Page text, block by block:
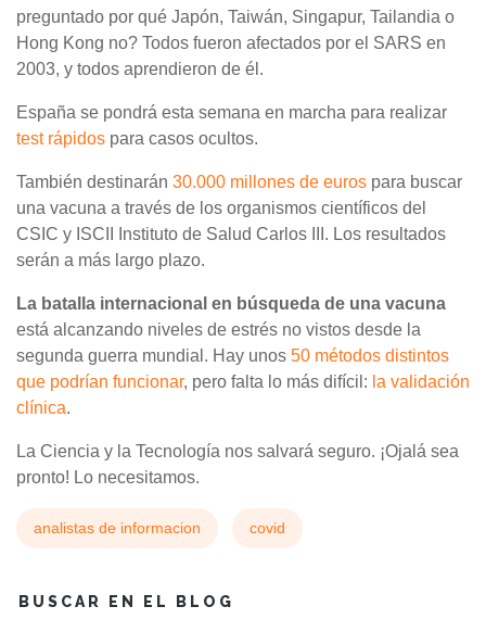
preguntado por qué Japón, Taiwán, Singapur, Tailandia o
Hong Kong no? Todos fueron afectados por el SARS en
2003, y todos aprendieron de él.
España se pondrá esta semana en marcha para realizar
test rápidos para casos ocultos.
También destinarán 30.000 millones de euros para buscar
una vacuna a través de los organismos científicos del
CSIC y ISCII Instituto de Salud Carlos III. Los resultados
serán a más largo plazo.
La batalla internacional en búsqueda de una vacuna
está alcanzando niveles de estrés no vistos desde la
segunda guerra mundial. Hay unos 50 métodos distintos
que podrían funcionar, pero falta lo más difícil: la validación
clínica.
La Ciencia y la Tecnología nos salvará seguro. ¡Ojalá sea
pronto! Lo necesitamos.
analistas de informacion covid
BUSCAR EN EL BLOG